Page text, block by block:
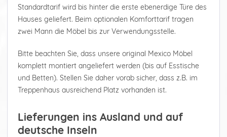
Standardtarif wird bis hinter die erste ebenerdige Türe des
Hauses geliefert. Beim optionalen Komforttarif tragen
zwei Mann die Möbel bis zur Verwendungsstelle.
Bitte beachten Sie, dass unsere original Mexico Möbel
komplett montiert angeliefert werden (bis auf Esstische
und Betten). Stellen Sie daher vorab sicher, dass z.B. im
Treppenhaus ausreichend Platz vorhanden ist.
Lieferungen ins Ausland und auf
deutsche Inseln